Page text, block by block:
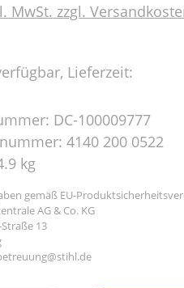
MwSt. zzgl.
Lieferzeit:
DC-100009777
4140 200 0522
kg
gemäß EU-
AG & Co. KG
13